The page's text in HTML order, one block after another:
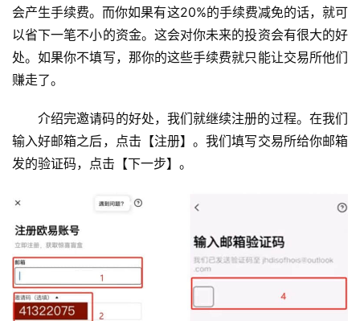
会产生手续费。而你如果有这20%的手续费减免的话，就可
以省下一笔不小的资金。这会对你未来的投资会有很大的好
处。如果你不填写，那你的这些手续费就只能让交易所他们
赚走了。
介绍完邀请码的好处，我们就继续注册的过程。在我们
输入好邮箱之后，点击【注册】。我们填写交易所给你邮箱
发的验证码，点击【下一步】。